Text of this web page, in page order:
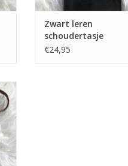
Zwart leren
schoudertasje
€24,95